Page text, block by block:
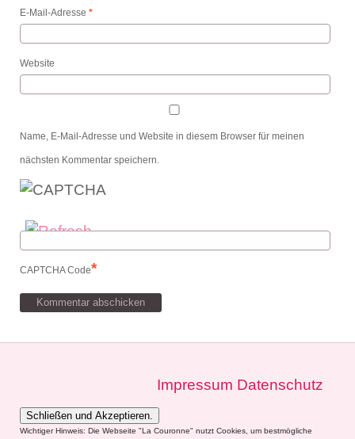
E-Mail-Adresse *
Website
Name, E-Mail-Adresse und Website in diesem Browser für meinen
nächsten Kommentar speichern.
CAPTCHA Code*
Impressum Datenschutz
Wichtiger Hinweis: Die Webseite "La Couronne" nutzt Cookies, um bestmögliche